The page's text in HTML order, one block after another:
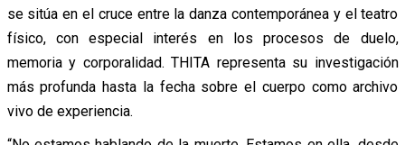
se sitúa en el cruce entre la danza contemporánea y el teatro
físico, con especial interés en los procesos de duelo,
memoria y corporalidad. THITA representa su investigación
más profunda hasta la fecha sobre el cuerpo como archivo
vivo de experiencia.